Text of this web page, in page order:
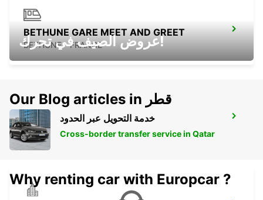
BETHUNE GARE MEET AND GREET
BETHUNE - FRANCE
BETHUNE
BETHUNE - FRANCE
عروض الصيف في تحرك!
Our Blog articles in قطر
خدمة التحويل عبر الحدود
Cross-border transfer service in Qatar
Why renting car with Europcar ?